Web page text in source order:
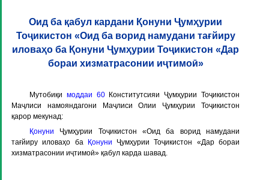
Оид ба қабул кардани Қонуни Ҷумҳурии
Тоҷикистон «Оид ба ворид намудани тағйиру
иловаҳо ба Қонуни Ҷумҳурии Тоҷикистон «Дар
бораи хизматрасонии иҷтимоӣ»
Мутобиқи моддаи 60Конститутсияи Ҷумҳурии Тоҷикистон
Маҷлиси намояндагони Маҷлиси Олии Ҷумҳурии Тоҷикистон
қарор мекунад:
Қонуни Ҷумҳурии Тоҷикистон «Оид ба ворид намудани
тағйиру иловаҳо ба
Қонуни Ҷумҳурии Тоҷикистон «Дар бораи
хизматрасонии иҷтимоӣ» қабул карда шавад.